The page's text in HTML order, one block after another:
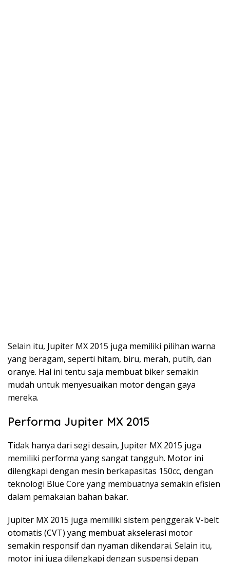
Selain itu, Jupiter MX 2015 juga memiliki pilihan warna
yang beragam, seperti hitam, biru, merah, putih, dan
oranye. Hal ini tentu saja membuat biker semakin
mudah untuk menyesuaikan motor dengan gaya
mereka.
Performa Jupiter MX 2015
Tidak hanya dari segi desain, Jupiter MX 2015 juga
memiliki performa yang sangat tangguh. Motor ini
dilengkapi dengan mesin berkapasitas 150cc, dengan
teknologi Blue Core yang membuatnya semakin efisien
dalam pemakaian bahan bakar.
Jupiter MX 2015 juga memiliki sistem penggerak V-belt
otomatis (CVT) yang membuat akselerasi motor
semakin responsif dan nyaman dikendarai. Selain itu,
motor ini juga dilengkapi dengan suspensi depan